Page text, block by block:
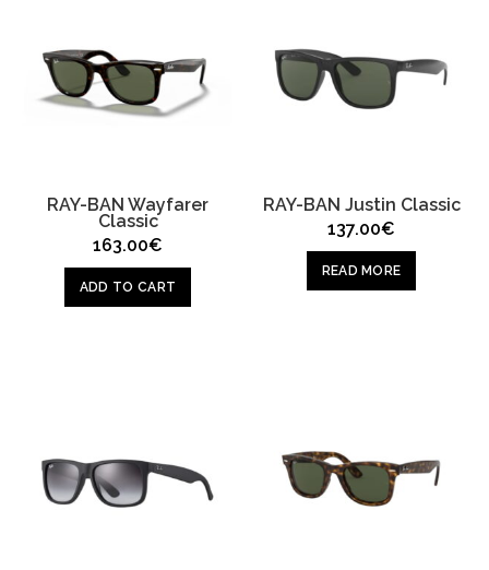
RAY-BAN Wayfarer
Classic
163.00€
ADD TO CART
RAY-BAN Justin Classic
137.00€
READ MORE